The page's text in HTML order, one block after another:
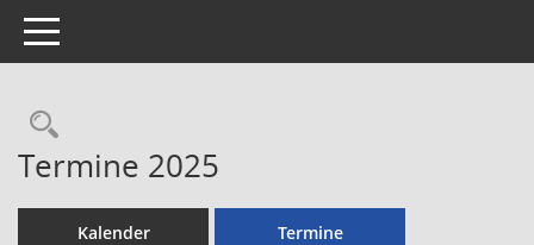
Toggle navigation
Rechercheauswahl
Termine 2025
Kalender Termine